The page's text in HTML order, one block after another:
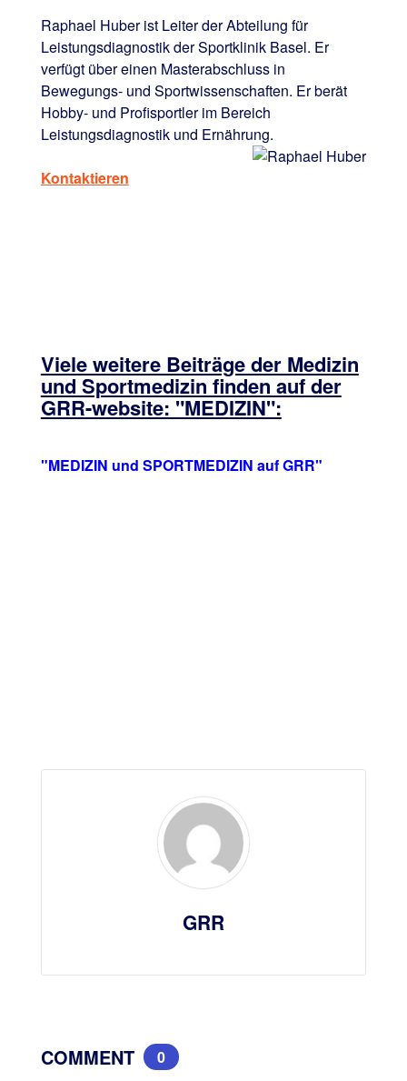
Raphael Huber ist Leiter der Abteilung für
Leistungsdiagnostik der Sportklinik Basel. Er
verfügt über einen Masterabschluss in
Bewegungs- und Sportwissenschaften. Er berät
Hobby- und Profisportler im Bereich
Leistungsdiagnostik und Ernährung.
Kontaktieren
Viele weitere Beiträge der Medizin
und Sportmedizin finden auf der
GRR-website: "MEDIZIN":
"MEDIZIN und SPORTMEDIZIN auf GRR"
GRR
COMMENT 0